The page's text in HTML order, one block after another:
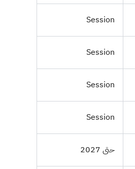
Session
Session
Session
Session
حتى 2027